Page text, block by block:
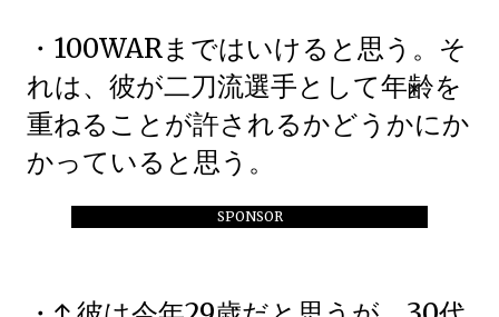
SPONSOR
・100WARまではいけると思う。そ
れは、彼が二刀流選手として年齢を
重ねることが許されるかどうかにか
かっていると思う。